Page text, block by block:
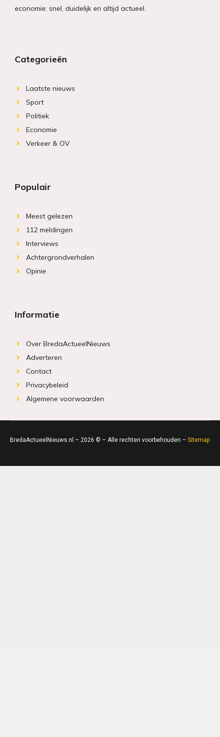
economie: snel, duidelijk en altijd actueel.
Categorieën
Laatste nieuws
Sport
Politiek
Economie
Verkeer & OV
Populair
Meest gelezen
112 meldingen
Interviews
Achtergrondverhalen
Opinie
Informatie
Over BredaActueelNieuws
Adverteren
Contact
Privacybeleid
Algemene voorwaarden
BredaActueelNieuws.nl – 2026 © – Alle rechten voorbehouden – Sitemap